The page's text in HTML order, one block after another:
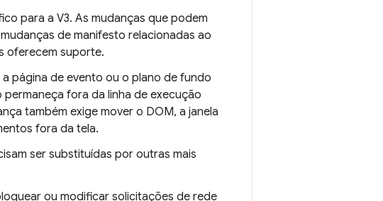
para a V3. As mudanças que podem
de manifesto relacionadas ao
oferecem suporte.
página de evento ou o plano de fundo
fora da linha de execução
também exige mover o DOM, a janela
fora da tela.
ser substituídas por outras mais
ou modificar solicitações de rede